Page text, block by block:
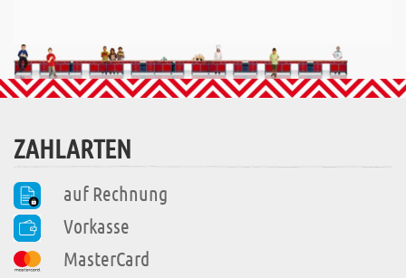
ZAHLARTEN
auf Rechnung
Vorkasse
MasterCard